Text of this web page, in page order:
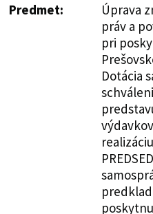
Predmet:
Úprava
práv a
pri
Dotácia